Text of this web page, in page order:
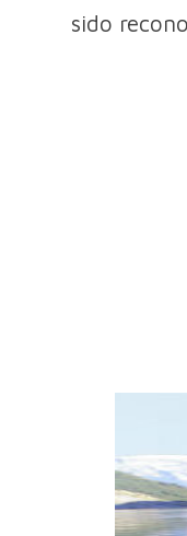
sido